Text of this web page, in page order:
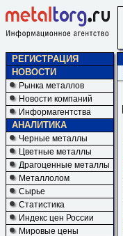
РЕГИСТРАЦИЯ
НОВОСТИ
Рынка металлов
Новости компаний
Информагентства
АНАЛИТИКА
Черные металлы
Цветные металлы
Драгоценные металлы
Металлолом
Сырье
Статистика
Индекс цен России
Мировые цены